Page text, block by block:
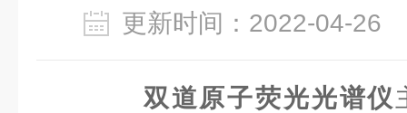
更新时间：2022-04-
双道原子荧光光谱仪